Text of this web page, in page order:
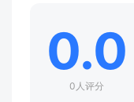
0.0
0人评分